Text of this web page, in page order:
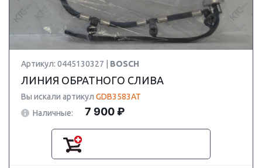
Артикул: 0445130327 | BOSCH
ЛИНИЯ ОБРАТНОГО СЛИВА
Вы искали артикул GDB3583AT
Наличные:
7 900 ₽